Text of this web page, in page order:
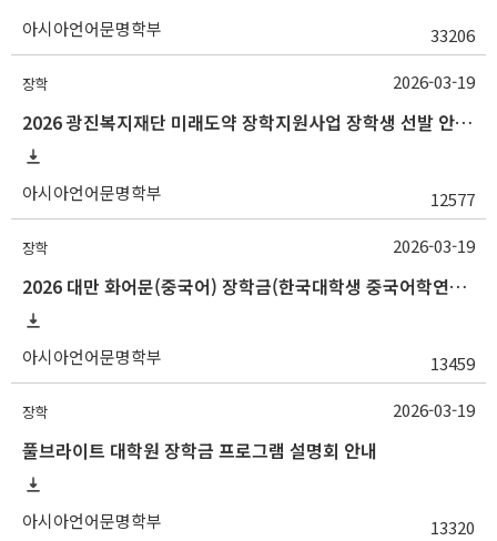
아시아언어문명학부 33206
장학
2026 광진복지재단 미래도약 장학지원사업 장학생 선발 안내(~3/25 10:00)
아시아언어문명학부 12577
2026-03-19
장학
2026 대만 화어문(중국어) 장학금(한국대학생 중국어학연수 지원) 선발 안내
아시아언어문명학부 13459
2026-03-19
장학
풀브라이트 대학원 장학금 프로그램 설명회 안내
아시아언어문명학부 13320
2026-03-19